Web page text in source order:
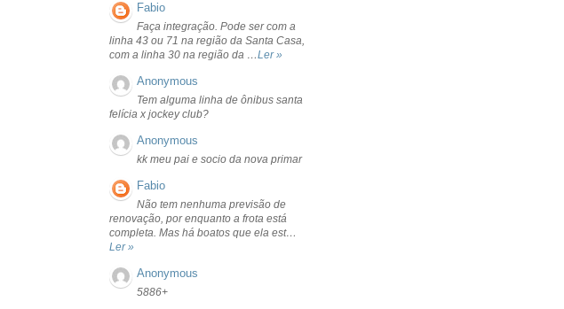
Fabio
Faça integração. Pode ser com a
linha 43 ou 71 na região da Santa Casa,
com a linha 30 na região da …Ler »
Anonymous
Tem alguma linha de ônibus santa
felícia x jockey club?
Anonymous
kk meu pai e socio da nova primar
Fabio
Não tem nenhuma previsão de
renovação, por enquanto a frota está
completa. Mas há boatos que ela est…
Ler »
Anonymous
5886+